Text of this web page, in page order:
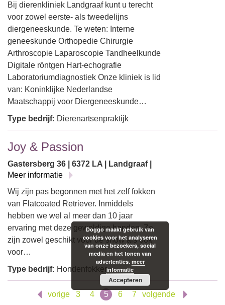
Bij dierenkliniek Landgraaf kunt u terecht
voor zowel eerste- als tweedelijns
diergeneeskunde. Te weten: Interne
geneeskunde Orthopedie Chirurgie
Arthroscopie Laparoscopie Tandheelkunde
Digitale röntgen Hart-echografie
Laboratoriumdiagnostiek Onze kliniek is lid
van: Koninklijke Nederlandse
Maatschappij voor Diergeneeskunde…
Type bedrijf: Dierenartsenpraktijk
Joy & Passion
Gastersberg 36 | 6372 LA | Landgraaf |
Meer informatie
Wij zijn pas begonnen met het zelf fokken
van Flatcoated Retriever. Inmiddels
hebben we wel al meer dan 10 jaar
ervaring met deze geweldige honden. Ze
zijn zowel geschikt voor de show als ook
voor…
Type bedrijf: Hondenfokker
vorige 3 4 5 6 7 volgende
Doggo maakt gebruik van
cookies voor het analyseren
van onze bezoekers, social
media en het tonen van
advertenties. meer
informatie
Accepteren